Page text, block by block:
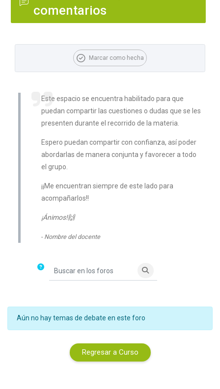
comentarios
Requisitos de finalización
Marcar como hecha
Este espacio se encuentra habilitado para que
puedan compartir las cuestiones o dudas que se les
presenten durante el recorrido de la materia.
Espero puedan compartir con confianza, así poder
abordarlas de manera conjunta y favorecer a todo
el grupo.
¡¡Me encuentran siempre de este lado para
acompañarlos!!
¡Ánimos!🙌
Nombre del docente
Buscar en los foros
Buscar en los foros
Aún no hay temas de debate en este foro
Regresar a Curso